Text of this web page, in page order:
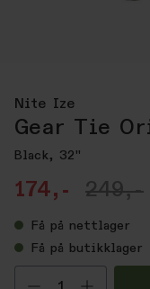
Nite Ize
Gear Tie
Black, 32"
174,- 249,-
Få på nettlager
Få på butikklager
Velg antall